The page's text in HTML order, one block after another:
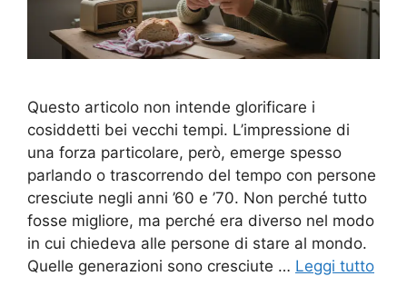
Questo articolo non intende glorificare i
cosiddetti bei vecchi tempi. L’impressione di
una forza particolare, però, emerge spesso
parlando o trascorrendo del tempo con persone
cresciute negli anni ’60 e ’70. Non perché tutto
fosse migliore, ma perché era diverso nel modo
in cui chiedeva alle persone di stare al mondo.
Quelle generazioni sono cresciute … Leggi tutto